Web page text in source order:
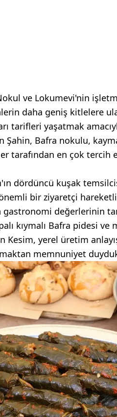
ve Lokumevi'nin
daha geniş kitlelere
tarifleri yaşatmak
Bafra nokulu,
tarafından en çok tercih
dördüncü kuşak
bir ziyaretçi
değerlerinin
kıymalı Bafra pidesi
yerel üretim
memnuniyet